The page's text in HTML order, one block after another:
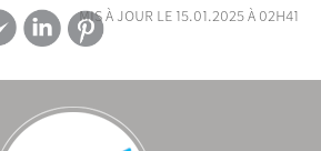
mis à jour le 15.01.2025 à 02h41